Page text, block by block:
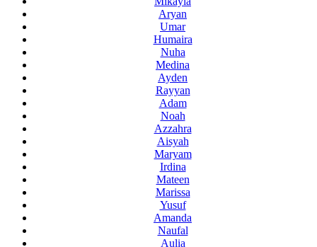
Aryan
Umar
Humaira
Nuha
Medina
Ayden
Rayyan
Adam
Noah
Azzahra
Aisyah
Maryam
Irdina
Mateen
Marissa
Yusuf
Amanda
Naufal
Aulia